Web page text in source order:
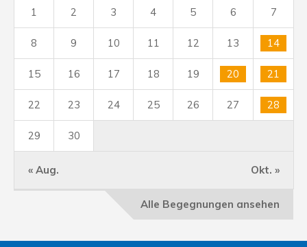
« Aug. Okt. »
1 2 3 4 5 6 7
8 9 10 11 12 13 14
15 16 17 18 19 20 21
22 23 24 25 26 27 28
29 30
Alle Begegnungen ansehen